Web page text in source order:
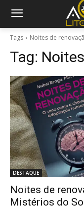
Tags Noites de
Tag:
DESTAQUE
Noites de
Mistérios do